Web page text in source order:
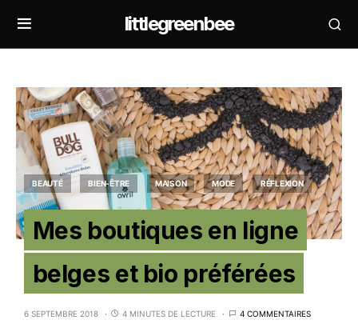
littlegreenbee
BEAUTÉ BIEN-ÊTRE MAISON MODE RÉFLEXION
Mes boutiques en ligne
belges et bio préférées
6 SEPTEMBRE 2018 4 MINUTES DE LECTURE 4 COMMENTAIRES